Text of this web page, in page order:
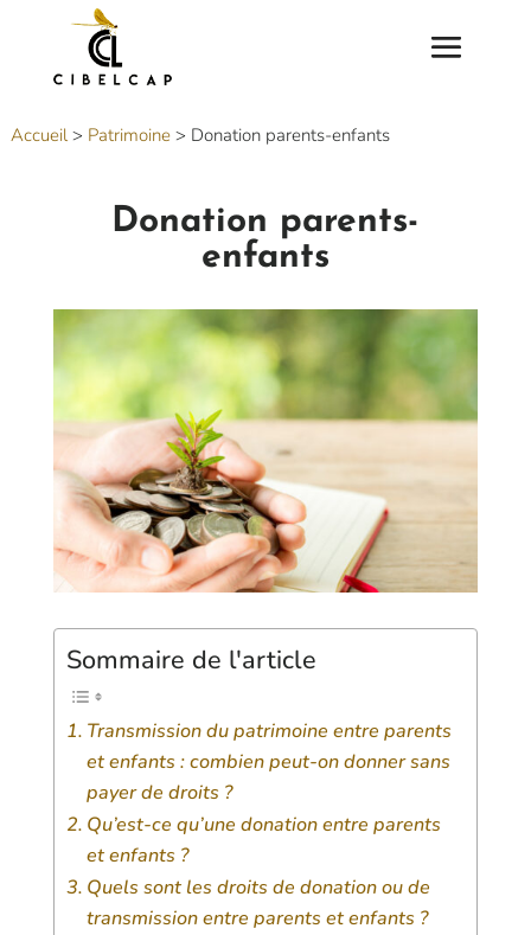
Accueil> Patrimoine> Donation parents-enfants
Donation parents-
enfants
Sommaire de l'article
Transmission du patrimoine entre parents
et enfants : combien peut-on donner sans
payer de droits ?
Qu’est-ce qu’une donation entre parents
et enfants ?
Quels sont les droits de donation ou de
transmission entre parents et enfants ?